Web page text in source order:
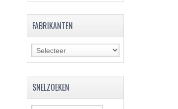
FABRIKANTEN
SNELZOEKEN